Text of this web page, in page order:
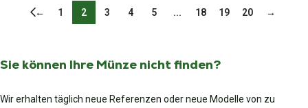
← 1 2 3 4 5 ... 18 19 20 →
Sie können Ihre Münze nicht finden?
Wir erhalten täglich neue Referenzen oder neue Modelle von zu